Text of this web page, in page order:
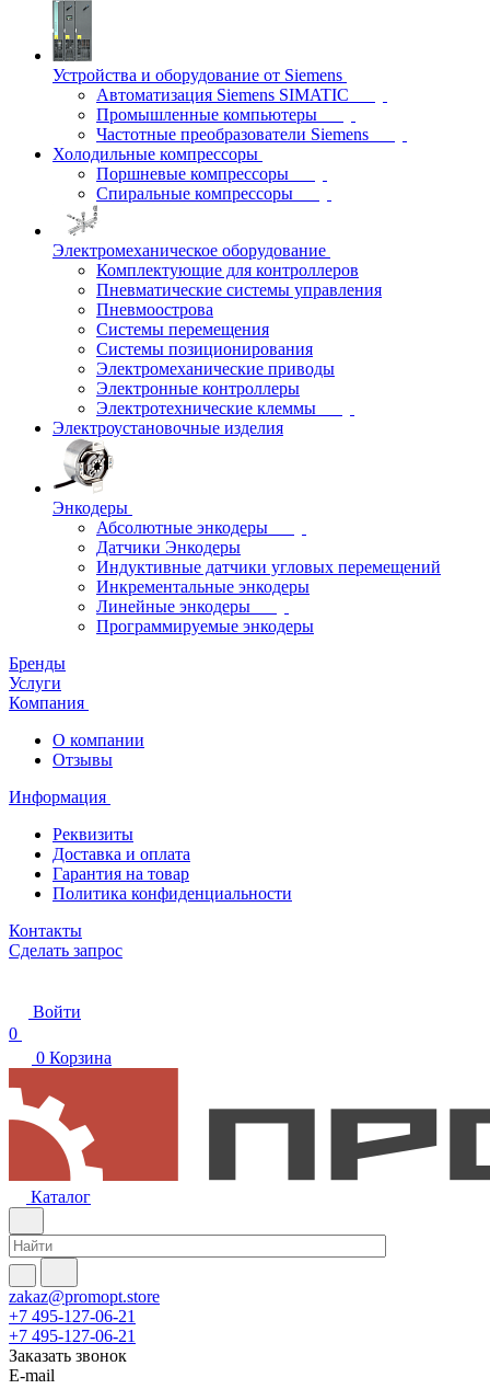
Устройства и оборудование от Siemens
Автоматизация Siemens SIMATIC
Промышленные компьютеры
Частотные преобразователи Siemens
Холодильные компрессоры
Поршневые компрессоры
Спиральные компрессоры
Электромеханическое оборудование
Комплектующие для контроллеров
Пневматические системы управления
Пневмоострова
Системы перемещения
Системы позиционирования
Электромеханические приводы
Электронные контроллеры
Электротехнические клеммы
Электроустановочные изделия
Энкодеры
Абсолютные энкодеры
Датчики Энкодеры
Индуктивные датчики угловых перемещений
Инкрементальные энкодеры
Линейные энкодеры
Программируемые энкодеры
Бренды
Услуги
Компания
О компании
Отзывы
Информация
Реквизиты
Доставка и оплата
Гарантия на товар
Политика конфиденциальности
Контакты
Сделать запрос
Войти
0
0 Корзина
Каталог
zakaz@promopt.store
+7 495-127-06-21
+7 495-127-06-21
Заказать звонок
E-mail